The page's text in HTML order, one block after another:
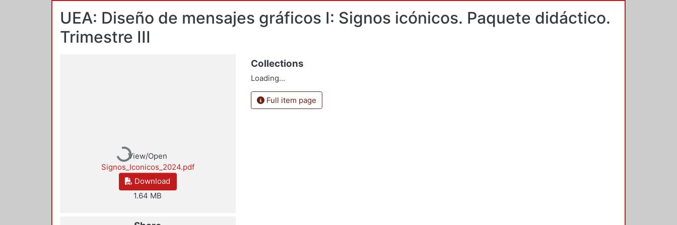
UEA: Diseño de mensajes gráficos I: Signos icónicos. Paquete didáctico.
Trimestre III
Loading...
View/Open
Signos_Iconicos_2024.pdf
Download
1.64 MB
Collections
Loading...
Full item page